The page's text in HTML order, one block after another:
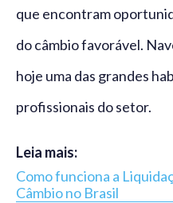
que encontram
do câmbio favorável.
hoje uma das grandes
profissionais do setor.
Leia mais:
Como funciona a
Câmbio no Brasil